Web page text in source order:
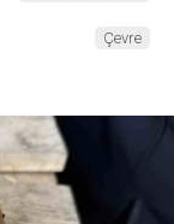
Çevre